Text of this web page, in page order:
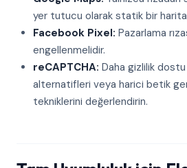
yer tutucu olarak statik bir harita
Facebook Pixel: Pazarlama
engellenmelidir.
reCAPTCHA: Daha gizlilik
alternatifleri veya harici betik
tekniklerini değerlendirin.